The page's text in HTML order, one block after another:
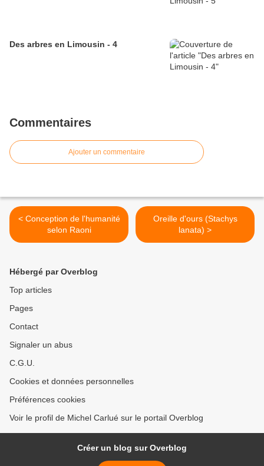
Des arbres en Limousin - 4
Commentaires
Ajouter un commentaire
< Conception de l'humanité
selon Raoni
Oreille d'ours (Stachys
lanata) >
Hébergé par Overblog
Top articles
Pages
Contact
Signaler un abus
C.G.U.
Cookies et données personnelles
Préférences cookies
Voir le profil de Michel Carlué sur le portail Overblog
Créer un blog sur Overblog